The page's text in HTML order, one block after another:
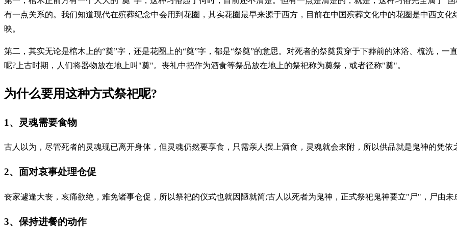
有一点关系的。我们知道现代在殡葬纪念中会用到花圈，其实花圈最早来源于西方，目前在中国殡葬文化中的花圈是中西文
映。
第二，其实无论是棺木上的“奠”字，还是花圈上的“奠”字，都是“祭奠”的意思。对死者的祭奠贯穿于下葬前的沐浴、梳洗，
呢?上古时期，人们将器物放在地上叫"奠"。丧礼中把作为酒食等祭品放在地上的祭祀称为奠祭，或者径称"奠"。
为什么要用这种方式祭祀呢?
1、灵魂需要食物
古人以为，尽管死者的灵魂现已离开身体，但灵魂仍然要享食，只需亲人摆上酒食，灵魂就会来附，所以供品就是鬼神的凭依
2、面对哀事处理仓促
丧家遽逢大丧，哀痛欲绝，难免诸事仓促，所以祭祀的仪式也就因陋就简;古人以死者为鬼神，正式祭祀鬼神要立"尸"，尸由
3、保持进餐的动作